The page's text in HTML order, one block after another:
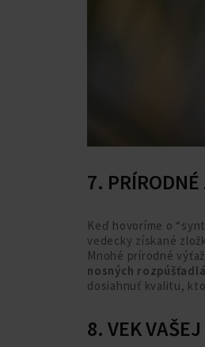
7.
Keď hovoríme o
vedecky získané
Mnohé prírodné
nosných
dosiahnuť kvalitu,
8. VEK